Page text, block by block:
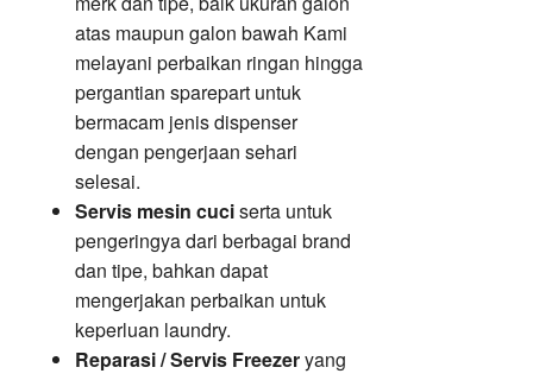
atas maupun galon bawah Kami
melayani perbaikan ringan hingga
pergantian sparepart untuk
bermacam jenis dispenser
dengan pengerjaan sehari
selesai.
Servis mesin cuciserta untuk
pengeringya dari berbagai brand
dan tipe, bahkan dapat
mengerjakan perbaikan untuk
keperluan laundry.
Reparasi / Servis Freezeryang